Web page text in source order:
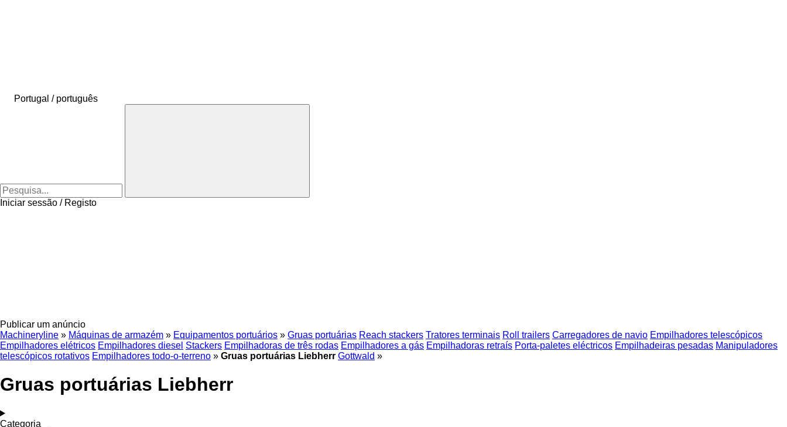
Portugal / português
Iniciar sessão / Registo
Publicar um anúncio
Machineryline » Máquinas de armazém » Equipamentos portuários » Gruas portuárias Reach stackers Tratores terminais Roll trailers Carregadores de navio Empilhadores telescópicos
Empilhadores elétricos Empilhadores diesel Stackers Empilhadoras de três rodas Empilhadores a gás Empilhadoras retraís Porta-paletes eléctricos Empilhadeiras pesadas Manipuladores
telescópicos rotativos Empilhadores todo-o-terreno » Gruas portuárias Liebherr Gottwald »
Gruas portuárias Liebherr
Categoria